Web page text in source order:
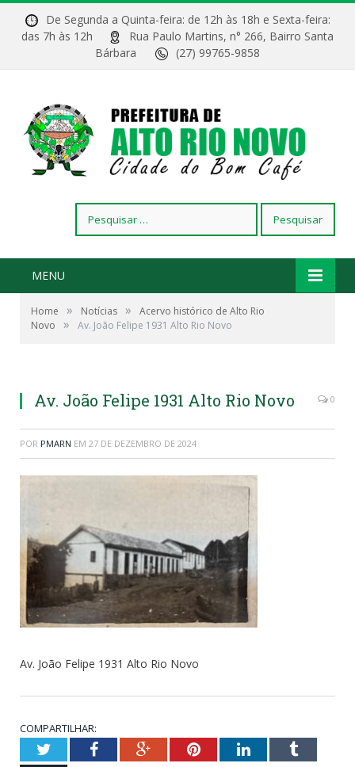
De Segunda a Quinta-feira: de 12h às 18h e Sexta-feira:
das 7h às 12h
Rua Paulo Martins, n° 266, Bairro Santa
Bárbara
(27) 99765-9858
por:
MENU
Home » Notícias »
Acervo histórico de Alto Rio
Novo
» Av. João Felipe 1931 Alto Rio Novo
Av. João Felipe 1931 Alto Rio Novo 0
POR PMARN EM 27 DE DEZEMBRO DE 2024
Av. João Felipe 1931 Alto Rio Novo
COMPARTILHAR:
TwitterFacebookGoogle+PinterestLinkedInTumblr